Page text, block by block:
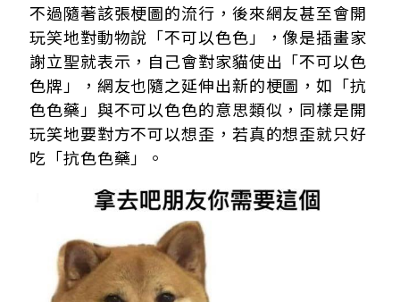
不過隨著該張梗圖的流行，後來網友甚至會開
玩笑地對動物說「不可以色色」，像是插畫家
謝立聖就表示，自己會對家貓使出「不可以色
色牌」，網友也隨之延伸出新的梗圖，如「抗
色色藥」與不可以色色的意思類似，同樣是開
玩笑地要對方不可以想歪，若真的想歪就只好
吃「抗色色藥」。